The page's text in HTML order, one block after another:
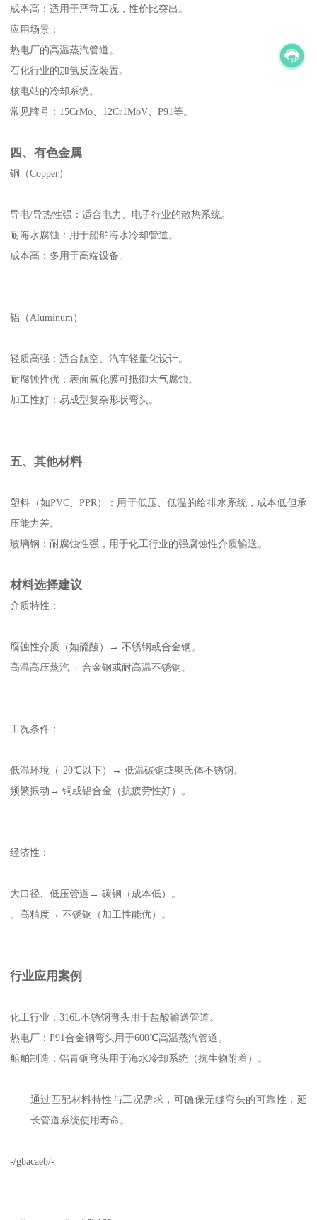
成本高：适用于严苛工况，性价比突出。
应用场景：
热电厂的高温蒸汽管道。
石化行业的加氢反应装置。
核电站的冷却系统。
常见牌号：15CrMo、12Cr1MoV、P91等。
四、有色金属
铜（Copper）
导电/导热性强：适合电力、电子行业的散热系统。
耐海水腐蚀：用于船舶海水冷却管道。
成本高：多用于高端设备。
铝（Aluminum）
轻质高强：适合航空、汽车轻量化设计。
耐腐蚀性优：表面氧化膜可抵御大气腐蚀。
加工性好：易成型复杂形状弯头。
五、其他材料
塑料（如PVC、PPR）：用于低压、低温的给排水系统，成本低但承
压能力差。
玻璃钢：耐腐蚀性强，用于化工行业的强腐蚀性介质输送。
材料选择建议
介质特性：
腐蚀性介质（如硫酸）→ 不锈钢或合金钢。
高温高压蒸汽→ 合金钢或耐高温不锈钢。
工况条件：
低温环境（-20℃以下）→ 低温碳钢或奥氏体不锈钢。
频繁振动→ 铜或铝合金（抗疲劳性好）。
经济性：
大口径、低压管道→ 碳钢（成本低）。
、高精度→ 不锈钢（加工性能优）。
行业应用案例
化工行业：316L不锈钢弯头用于盐酸输送管道。
热电厂：P91合金钢弯头用于600℃高温蒸汽管道。
船舶制造：铝青铜弯头用于海水冷却系统（抗生物附着）。
通过匹配材料特性与工况需求，可确保无缝弯头的可靠性，延
长管道系统使用寿命。
-/gbacaeb/-